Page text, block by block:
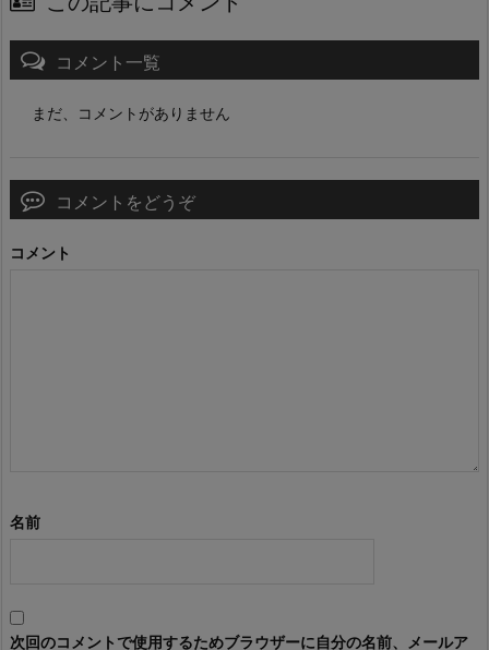
コメント一覧
まだ、コメントがありません
コメントをどうぞ
コメント
名前
次回のコメントで使用するためブラウザーに自分の名前、メールア